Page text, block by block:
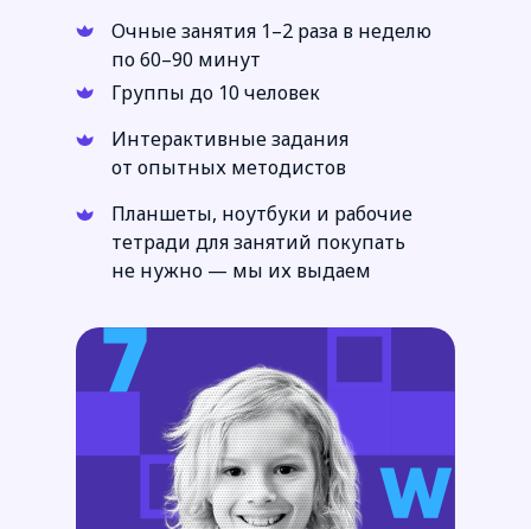
Интерактивные задания
от опытных методистов
Группы до 10 человек
Очные занятия 1–2 раза в неделю
по 60–90 минут
Планшеты, ноутбуки и рабочие
тетради для занятий покупать
не нужно — мы их выдаем